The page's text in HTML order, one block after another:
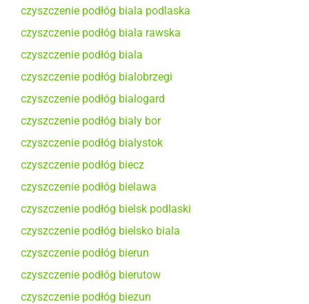
czyszczenie podłóg biala podlaska
czyszczenie podłóg biala rawska
czyszczenie podłóg biala
czyszczenie podłóg bialobrzegi
czyszczenie podłóg bialogard
czyszczenie podłóg bialy bor
czyszczenie podłóg bialystok
czyszczenie podłóg biecz
czyszczenie podłóg bielawa
czyszczenie podłóg bielsk podlaski
czyszczenie podłóg bielsko biala
czyszczenie podłóg bierun
czyszczenie podłóg bierutow
czyszczenie podłóg biezun